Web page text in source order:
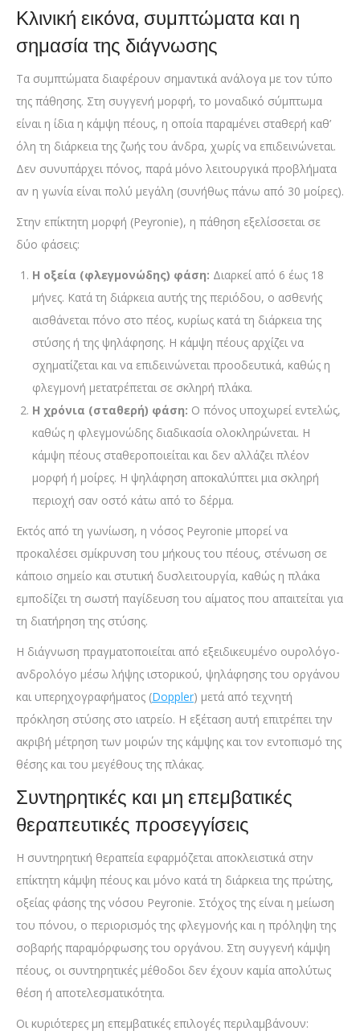
Κλινική εικόνα, συμπτώματα και η
σημασία της διάγνωσης
Τα συμπτώματα διαφέρουν σημαντικά ανάλογα με τον τύπο
της πάθησης. Στη συγγενή μορφή, το μοναδικό σύμπτωμα
είναι η ίδια η κάμψη πέους, η οποία παραμένει σταθερή καθ’
όλη τη διάρκεια της ζωής του άνδρα, χωρίς να επιδεινώνεται.
Δεν συνυπάρχει πόνος, παρά μόνο λειτουργικά προβλήματα
αν η γωνία είναι πολύ μεγάλη (συνήθως πάνω από 30 μοίρες).
Στην επίκτητη μορφή (Peyronie), η πάθηση εξελίσσεται σε
δύο φάσεις:
Η οξεία (φλεγμονώδης) φάση: Διαρκεί από 6 έως 18
μήνες. Κατά τη διάρκεια αυτής της περιόδου, ο ασθενής
αισθάνεται πόνο στο πέος, κυρίως κατά τη διάρκεια της
στύσης ή της ψηλάφησης. Η κάμψη πέους αρχίζει να
σχηματίζεται και να επιδεινώνεται προοδευτικά, καθώς η
φλεγμονή μετατρέπεται σε σκληρή πλάκα.
Η χρόνια (σταθερή) φάση: Ο πόνος υποχωρεί εντελώς,
καθώς η φλεγμονώδης διαδικασία ολοκληρώνεται. Η
κάμψη πέους σταθεροποιείται και δεν αλλάζει πλέον
μορφή ή μοίρες. Η ψηλάφηση αποκαλύπτει μια σκληρή
περιοχή σαν οστό κάτω από το δέρμα.
Εκτός από τη γωνίωση, η νόσος Peyronie μπορεί να
προκαλέσει σμίκρυνση του μήκους του πέους, στένωση σε
κάποιο σημείο και στυτική δυσλειτουργία, καθώς η πλάκα
εμποδίζει τη σωστή παγίδευση του αίματος που απαιτείται για
τη διατήρηση της στύσης.
Η διάγνωση πραγματοποιείται από εξειδικευμένο ουρολόγο-
ανδρολόγο μέσω λήψης ιστορικού, ψηλάφησης του οργάνου
και υπερηχογραφήματος (Doppler) μετά από τεχνητή
πρόκληση στύσης στο ιατρείο. Η εξέταση αυτή επιτρέπει την
ακριβή μέτρηση των μοιρών της κάμψης και τον εντοπισμό της
θέσης και του μεγέθους της πλάκας.
Συντηρητικές και μη επεμβατικές
θεραπευτικές προσεγγίσεις
Η συντηρητική θεραπεία εφαρμόζεται αποκλειστικά στην
επίκτητη κάμψη πέους και μόνο κατά τη διάρκεια της πρώτης,
οξείας φάσης της νόσου Peyronie. Στόχος της είναι η μείωση
του πόνου, ο περιορισμός της φλεγμονής και η πρόληψη της
σοβαρής παραμόρφωσης του οργάνου. Στη συγγενή κάμψη
πέους, οι συντηρητικές μέθοδοι δεν έχουν καμία απολύτως
θέση ή αποτελεσματικότητα.
Οι κυριότερες μη επεμβατικές επιλογές περιλαμβάνουν: